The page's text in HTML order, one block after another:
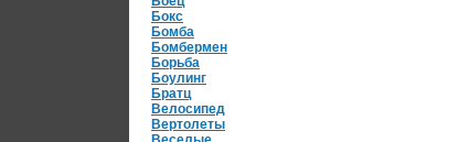
Бокс
Бомба
Бомбермен
Борьба
Боулинг
Братц
Велосипед
Вертолеты